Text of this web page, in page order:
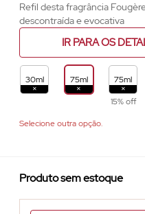
Refil desta fragrância
descontraída e evocativa
IR PARA OS
30ml 75ml
75ml
15% off
Selecione outra opção.
Produto sem estoque